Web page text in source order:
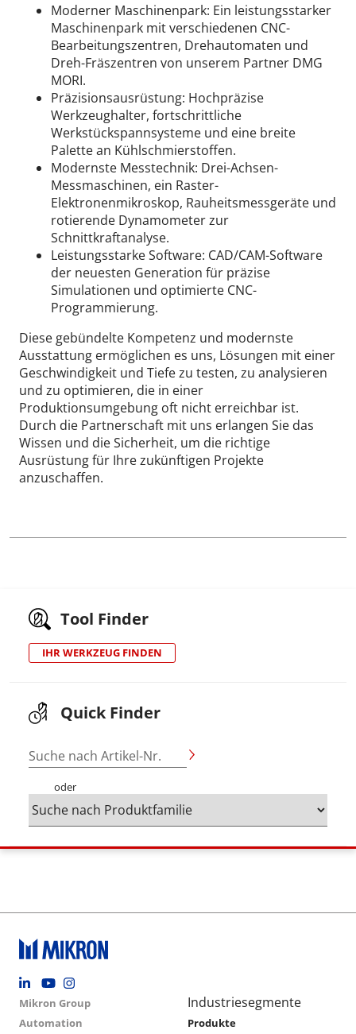
Moderner Maschinenpark: Ein leistungsstarker
Maschinenpark mit verschiedenen CNC-
Bearbeitungszentren, Drehautomaten und
Dreh-Fräszentren von unserem Partner DMG
MORI.
Präzisionsausrüstung: Hochpräzise
Werkzeughalter, fortschrittliche
Werkstückspannsysteme und eine breite
Palette an Kühlschmierstoffen.
Modernste Messtechnik: Drei-Achsen-
Messmaschinen, ein Raster-
Elektronenmikroskop, Rauheitsmessgeräte und
rotierende Dynamometer zur
Schnittkraftanalyse.
Leistungsstarke Software: CAD/CAM-Software
der neuesten Generation für präzise
Simulationen und optimierte CNC-
Programmierung.
Diese gebündelte Kompetenz und modernste
Ausstattung ermöglichen es uns, Lösungen mit einer
Geschwindigkeit und Tiefe zu testen, zu analysieren
und zu optimieren, die in einer
Produktionsumgebung oft nicht erreichbar ist.
Durch die Partnerschaft mit uns erlangen Sie das
Wissen und die Sicherheit, um die richtige
Ausrüstung für Ihre zukünftigen Projekte
anzuschaffen.
Tool Finder
IHR WERKZEUG FINDEN
Quick Finder
Suche nach Artikel-Nr.
oder
Footer social
Group menu
Mikron Group
Automation
Main navigation
Industriesegmente
Produkte